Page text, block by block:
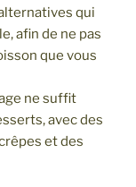
qui
afin de ne pas
que vous
ne suffit
avec des
et des